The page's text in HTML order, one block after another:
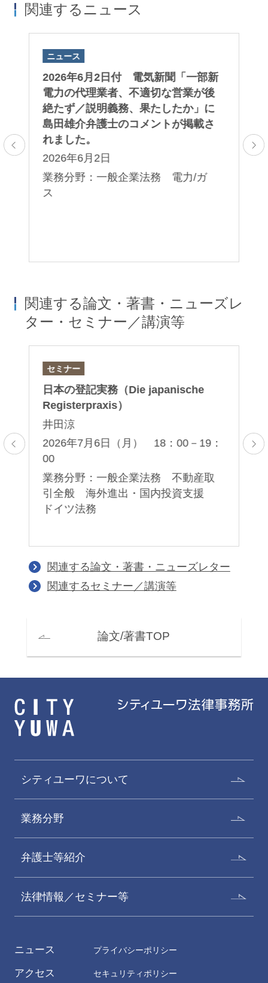
関連するニュース
ニュース
2026年6月2日付 電気新聞「一部新
電力の代理業者、不適切な営業が後
絶たず／説明義務、果たしたか」に
島田雄介弁護士のコメントが掲載さ
れました。
2026年6月2日
業務分野：一般企業法務 電力/ガ
ス
関連する論文・著書・ニューズレ
ター・セミナー／講演等
セミナー
日本の登記実務（Die japanische
Registerpraxis）
井田涼
2026年7月6日（月） 18：00－19：
00
業務分野：一般企業法務 不動産取
引全般 海外進出・国内投資支援
ドイツ法務
ク
関連する論文・著書・ニューズレター
関連するセミナー／講演等
論文/著書TOP
シティユーワについて
業務分野
弁護士等紹介
法律情報／セミナー等
ニュース
アクセス
プライバシーポリシー
セキュリティポリシー